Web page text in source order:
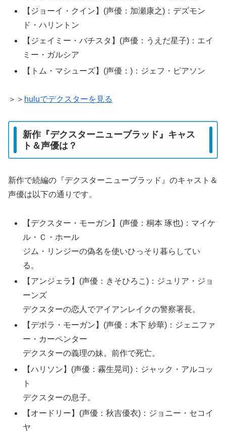
【ジョーイ・クイン】(声優：加瀬康之)：デズモン
ド・ハリントン
【ジェイミー・バチスタ】(声優：うえだ星子)：エイ
ミー・ガルシア
【トム・マシューズ】(声優：)：ジェフ・ピアソン
＞＞ huluでデクスターを見る
新作『デクスターニューブラッド』キャス
ト＆声優は？
新作で続編の『デクスターニューブラッド』のキャスト＆
声優は以下の通りです。
【デクスター・モーガン】(声優：桐本 琢也)：マイケ
ル・Ｃ・ホール
ジム・リンジーの偽名を使いひっそり暮らしてい
る。
【アンジェラ】(声優：きそひろこ)：ジュリア・ジョ
ーンズ
デクスターの恋人でアイアンレイクの警察署長。
【デボラ・モーガン】(声優：木下 紗華)：ジェニファ
ー・カーペンター
デクスターの義理の妹。前作で死亡。
【ハリソン】(声優：霧生晃司)：ジャック・アルコッ
ト
デクスターの息子。
【オードリー】(声優：秋吉優衣)：ジョニー・セコイ
ヤ